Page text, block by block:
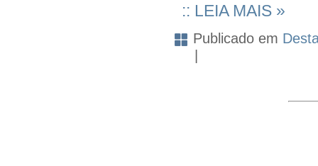
:: LEIA MAIS »
Publicado em
|